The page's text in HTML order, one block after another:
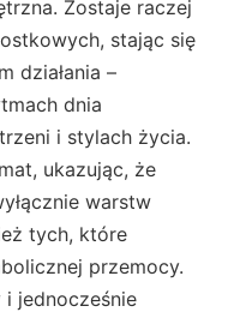
Zostaje raczej
stając się
działania –
dnia
i stylach życia.
ukazując, że
warstw
tych, które
przemocy.
i jednocześnie